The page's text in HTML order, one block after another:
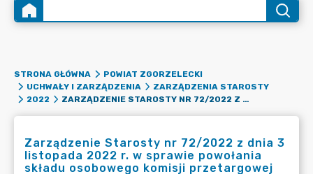
STRONA GŁÓWNA
POWIAT ZGORZELECKI
UCHWAŁY I ZARZĄDZENIA
ZARZĄDZENIA STAROSTY
2022
ZARZĄDZENIE STAROSTY NR 72/2022 Z DNIA 3 LISTOPADA 2022 R. W SPRAWIE POWOŁANIA SKŁADU OSOBOWEGO KOMISJI PRZETARGOWEJ DO PRZYGOTOWANIA I PRZEPROWADZENIA POSTĘPOWANIA O UDZIELENIE ZMÓWIENIA PUBLICZNEGO "ZIMOWE UTRZYMANIE DRÓG POWIATOWYCH W SEZONIE 2022/2023 NA TERENIE MIASTA I GMINY ZGORZELEC, MIASTA I GMINY BOGATYNIA, GMINY PIEŃSK ORAZ GMINY I MIASTA WĘGLINIEC, GMINY SULIKÓW - I CZĘŚĆ - DROGI POWIATOWE NA TERENIE MIASTA I GMINY ZGORZELEC".
Zarządzenie Starosty nr 72/2022 z dnia 3
listopada 2022 r. w sprawie powołania
składu osobowego komisji przetargowej